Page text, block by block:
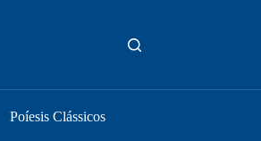
Poíesis Clássicos